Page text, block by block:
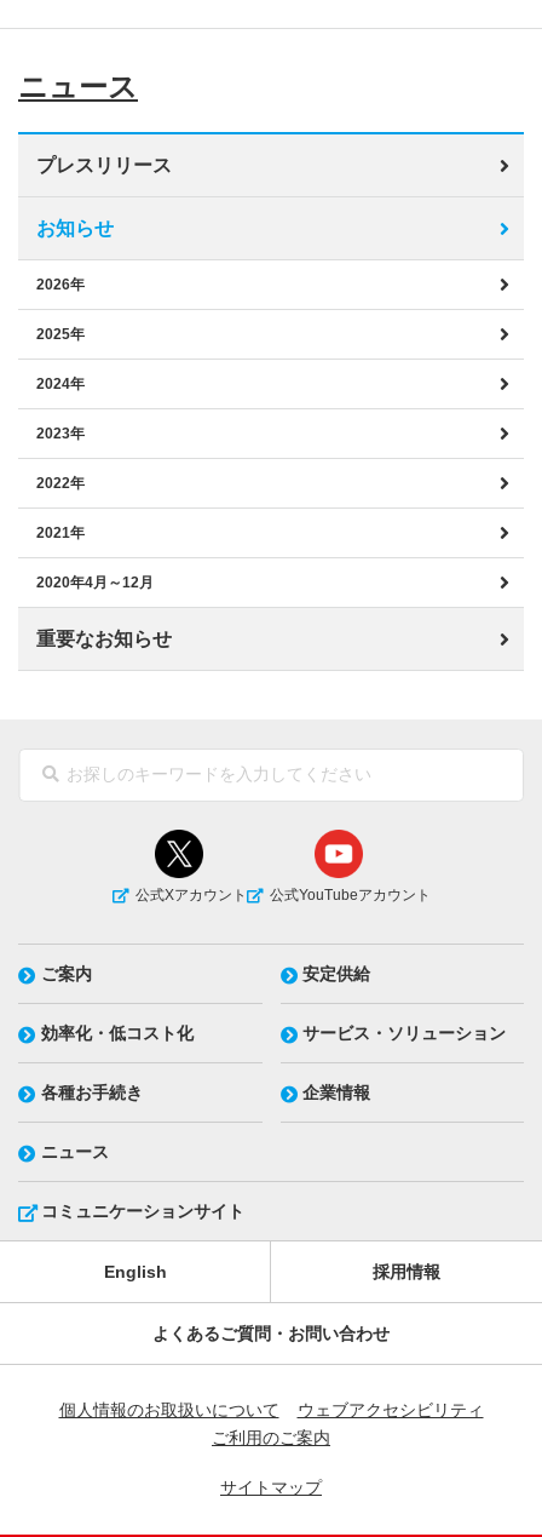
ニュース
プレスリリース
お知らせ
2026年
2025年
2024年
2023年
2022年
2021年
2020年4月～12月
重要なお知らせ
公式Xアカウント 公式YouTubeアカウント
ご案内 安定供給
効率化・低コスト化 サービス・ソリューション
各種お手続き 企業情報
ニュース
コミュニケーションサイト
English 採用情報
よくあるご質問・お問い合わせ
個人情報のお取扱いについて
ウェブアクセシビリティ
ご利用のご案内
サイトマップ